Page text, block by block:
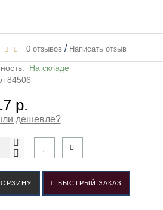
0 отзывов / Написать отзыв
На складе
84506
р.
дешевле?
БЫСТРЫЙ ЗАКАЗ